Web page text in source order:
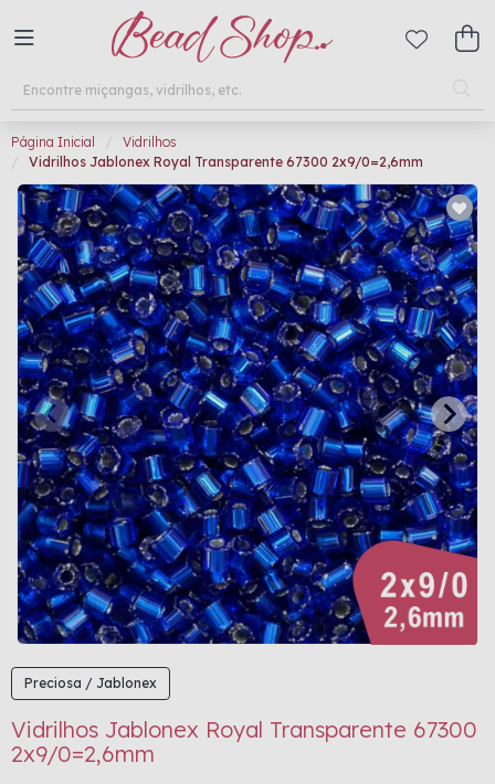
Página Inicial
Vidrilhos
Vidrilhos Jablonex Royal Transparente 67300 2x9/0=2,6mm
Preciosa / Jablonex
Vidrilhos Jablonex Royal Transparente 67300
2x9/0=2,6mm